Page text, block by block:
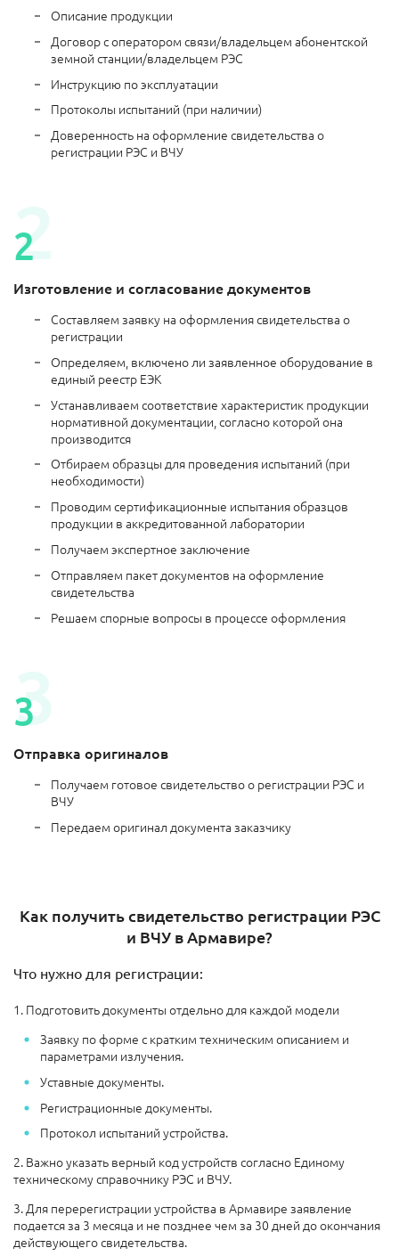
Описание продукции
Договор с оператором связи/владельцем абонентской
земной станции/владельцем РЭС
Инструкцию по эксплуатации
Протоколы испытаний (при наличии)
Доверенность на оформление свидетельства о
регистрации РЭС и ВЧУ
Изготовление и согласование документов
Составляем заявку на оформления свидетельства о
регистрации
Определяем, включено ли заявленное оборудование в
единый реестр ЕЭК
Устанавливаем соответствие характеристик продукции
нормативной документации, согласно которой она
производится
Отбираем образцы для проведения испытаний (при
необходимости)
Проводим сертификационные испытания образцов
продукции в аккредитованной лаборатории
Получаем экспертное заключение
Отправляем пакет документов на оформление
свидетельства
Решаем спорные вопросы в процессе оформления
Отправка оригиналов
Получаем готовое свидетельство о регистрации РЭС и
ВЧУ
Передаем оригинал документа заказчику
Как получить свидетельство регистрации РЭС
и ВЧУ в Армавире?
Что нужно для регистрации:
1. Подготовить документы отдельно для каждой модели
Заявку по форме с кратким техническим описанием и
параметрами излучения.
Уставные документы.
Регистрационные документы.
Протокол испытаний устройства.
2. Важно указать верный код устройств согласно Единому
техническому справочнику РЭС и ВЧУ.
3. Для перерегистрации устройства в Армавире заявление
подается за 3 месяца и не позднее чем за 30 дней до окончания
действующего свидетельства.